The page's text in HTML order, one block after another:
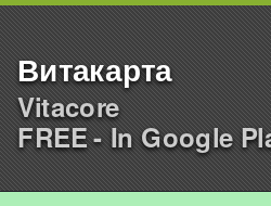
Витакарта
Vitacore
FREE - In Google